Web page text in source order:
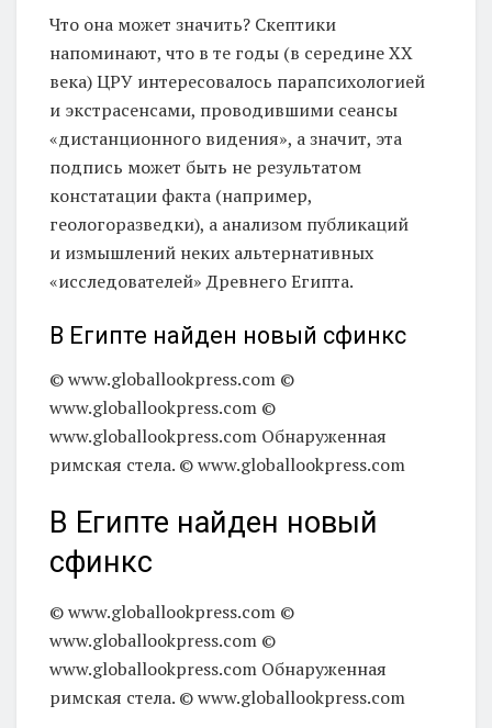
Что она может значить? Скептики
напоминают, что в те годы (в середине ХХ
века) ЦРУ интересовалось парапсихологией
и экстрасенсами, проводившими сеансы
«дистанционного видения», а значит, эта
подпись может быть не результатом
констатации факта (например,
геологоразведки), а анализом публикаций
и измышлений неких альтернативных
«исследователей» Древнего Египта.
В Египте найден новый сфинкс
© www.globallookpress.com ©
www.globallookpress.com ©
www.globallookpress.com Обнаруженная
римская стела. © www.globallookpress.com
В Египте найден новый
сфинкс
© www.globallookpress.com ©
www.globallookpress.com ©
www.globallookpress.com Обнаруженная
римская стела. © www.globallookpress.com